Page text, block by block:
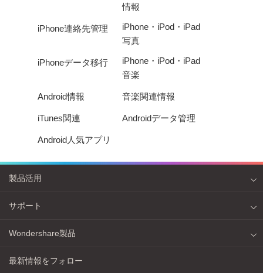
情報
iPhone連絡先管理
iPhone・iPod・iPad
写真
iPhoneデータ移行
iPhone・iPod・iPad
音楽
Android情報 音楽関連情報
iTunes関連 Androidデータ管理
Android人気アプリ
製品活用
サポート
Wondershare製品
最新情報をフォロー